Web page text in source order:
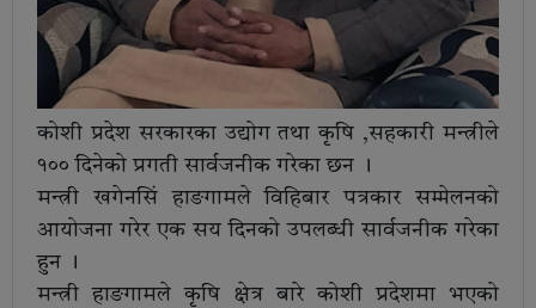
कोशी प्रदेश सरकारका उद्योग तथा कृषि ,सहकारी मन्त्रीले
१०० दिनेको प्रगती सार्वजनीक गरेका छन ।
मन्त्री खगेनसिं हाङगामले विहिबार पत्रकार सम्मेलनको
आयोजना गरेर एक सय दिनको उपलब्धी सार्वजनीक गरेका
हुन ।
मन्त्री हाङगामले कृषि क्षेत्र बारे कोशी प्रदेशमा भएको